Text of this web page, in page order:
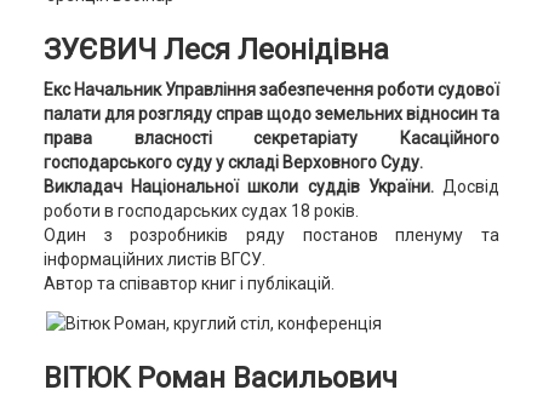
ЗУЄВИЧ Леся Леонідівна
Екс Начальник Управління забезпечення роботи судової
палати для розгляду справ щодо земельних відносин та
права власності секретаріату Касаційного
господарського суду у складі Верховного Суду.
Викладач Національної школи суддів України.Досвід
роботи в господарських судах 18 років.
Один з розробників ряду постанов пленуму та
інформаційних листів ВГСУ.
Автор та співавтор книг і публікацій.
ВІТЮК Роман Васильович